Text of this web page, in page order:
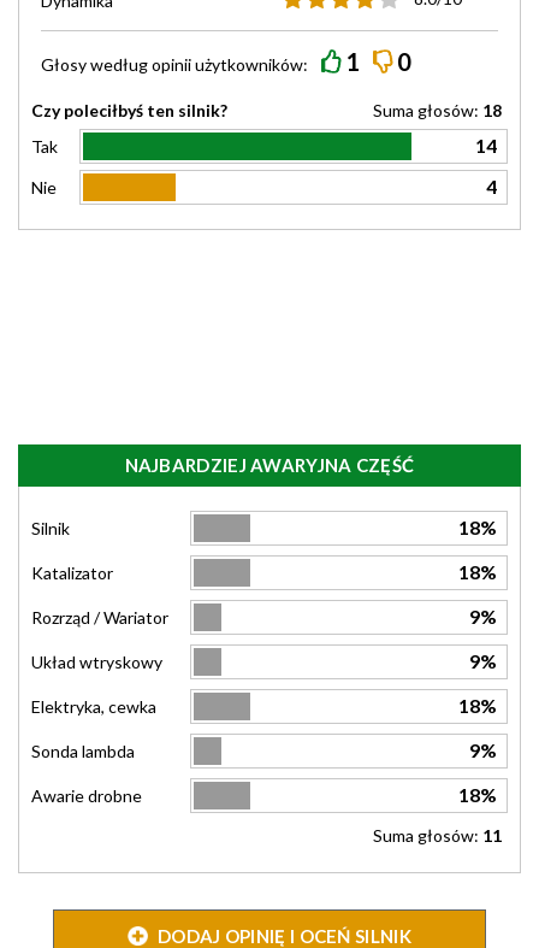
Głosy wedługopiniiużytkowników: 1 0
Czy poleciłbyś ten silnik? Suma głosów: 18
Tak
14
Nie 4
NAJBARDZIEJ AWARYJNA CZĘŚĆ
Silnik 18%
Katalizator 18%
Rozrząd / Wariator 9%
Układ wtryskowy 9%
Elektryka, cewka 18%
Sonda lambda 9%
Awarie drobne 18%
Suma głosów: 11
DODAJ OPINIĘ I OCEŃ SILNIK